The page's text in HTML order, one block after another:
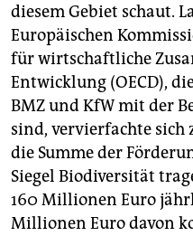
diesem Gebiet schaut.
Europäischen
für wirtschaftliche
Entwicklung (OECD),
BMZ und KfW mit der
sind, vervierfachte sich
die Summe der
Siegel Biodiversität
160 Millionen Euro
Millionen Euro davon